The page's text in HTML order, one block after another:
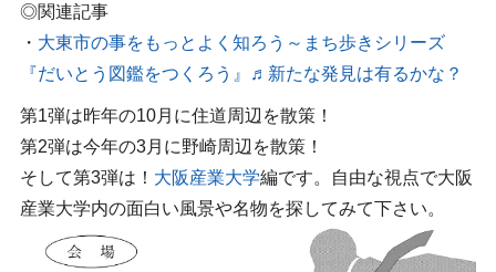
◎関連記事
・ 大東市の事をもっとよく知ろう～まち歩きシリーズ
『だいとう図鑑をつくろう』♬新たな発見は有るかな？
第1弾は昨年の10月に住道周辺を散策！
第2弾は今年の3月に野崎周辺を散策！
そして第3弾は！ 大阪産業大学編です。自由な視点で大阪
産業大学内の面白い風景や名物を探してみて下さい。